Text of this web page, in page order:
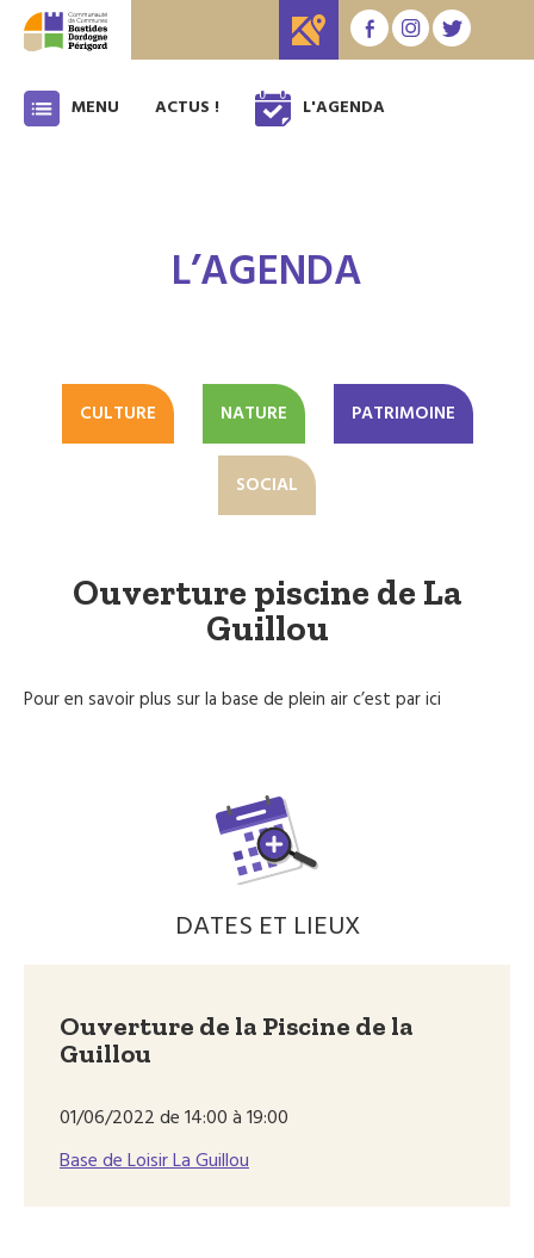
MENU ACTUS ! L'AGENDA
L’AGENDA
CULTURE NATURE PATRIMOINE
SOCIAL
Ouverture piscine de La
Guillou
Pour en savoir plus sur la base de plein air c’est parici
DATES ET LIEUX
Ouverture de la Piscine de la
Guillou
01/06/2022 de 14:00 à 19:00
Base de Loisir La Guillou